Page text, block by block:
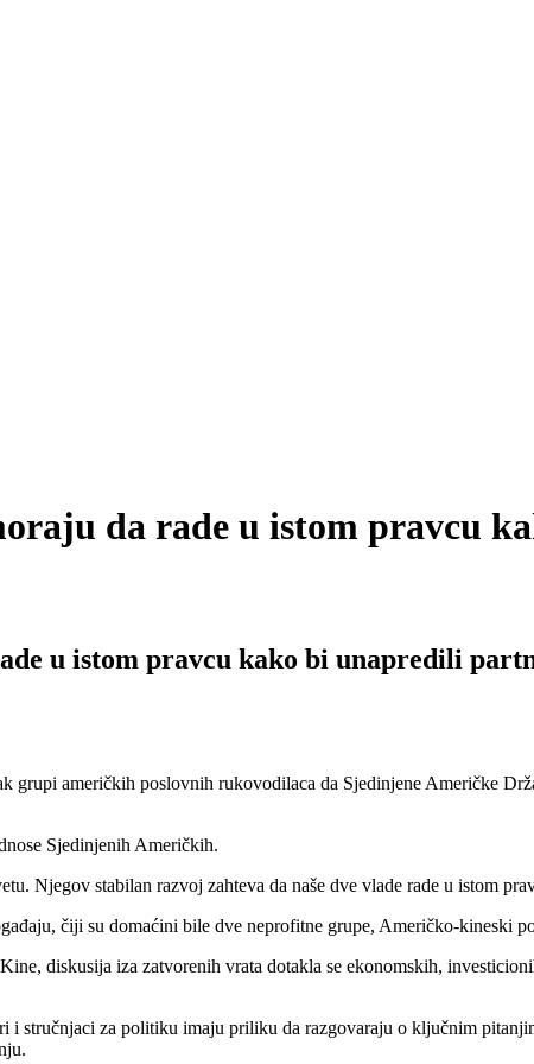
da rade u istom pravcu
u istom pravcu kako bi unapredili
američkih poslovnih rukovodilaca da Sjedinjene Američke
Sjedinjenih Američkih.
Njegov stabilan razvoj zahteva da naše dve vlade rade u istom
čiji su domaćini bile dve neprofitne grupe, Američko-kineski
diskusija iza zatvorenih vrata dotakla se ekonomskih,
i stručnjaci za politiku imaju priliku da razgovaraju o ključnim